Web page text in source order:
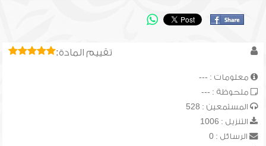
تقييم المادة:
معلومات : ---
ملحوظة : ---
المستمعين : 528
التنزيل : 1006
الرسائل : 0